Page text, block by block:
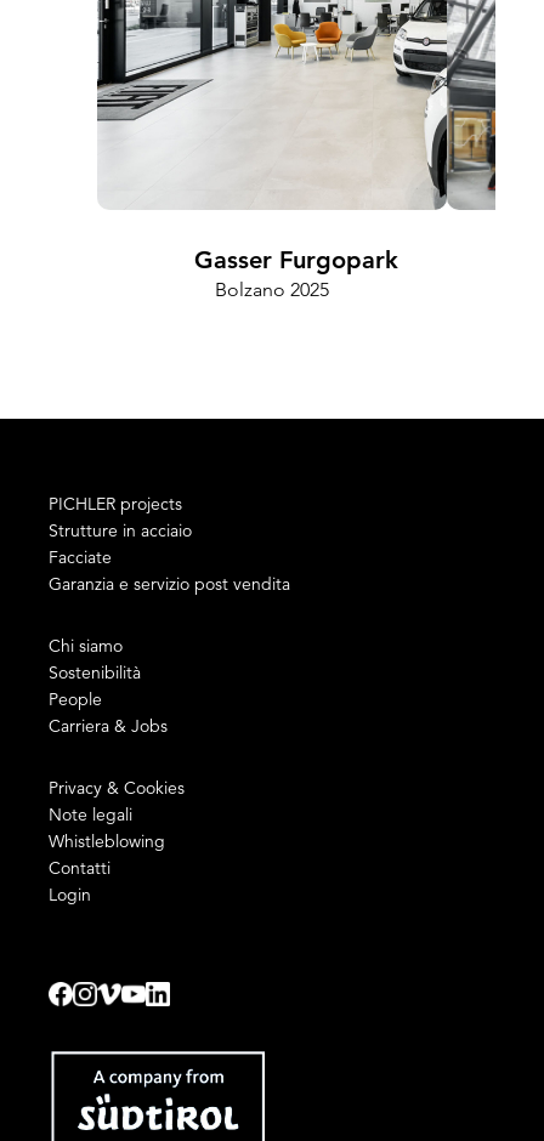
Gasser Furgopark
Bolzano 2025
PICHLER projects
Strutture in acciaio
Facciate
Garanzia e servizio post vendita
Chi siamo
Sostenibilità
People
Carriera & Jobs
Privacy & Cookies
Note legali
Whistleblowing
Contatti
Login